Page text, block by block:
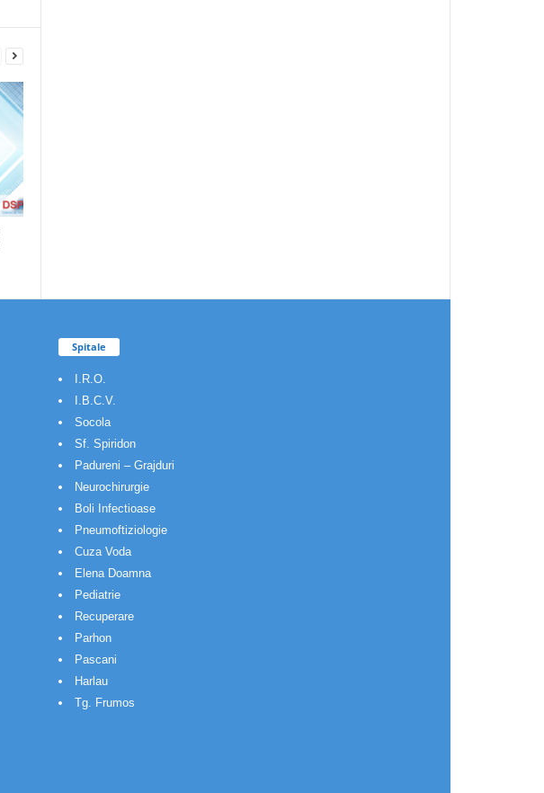
Spitale
I.R.O.
I.B.C.V.
Socola
Sf. Spiridon
Padureni – Grajduri
Neurochirurgie
Boli Infectioase
Pneumoftiziologie
Cuza Voda
Elena Doamna
Pediatrie
Recuperare
Parhon
Pascani
Harlau
Tg. Frumos